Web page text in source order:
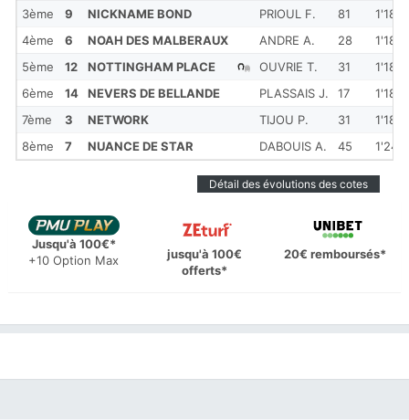
3ème
9 NICKNAME BOND PRIOUL F. 81
4ème
6 NOAH DES MALBERAUX ANDRE A. 28
5ème
12 NOTTINGHAM PLACE OUVRIE T. 31
6ème
14 NEVERS DE BELLANDE PLASSAIS J. 17
7ème
3 NETWORK TIJOU P. 31
8ème
7 NUANCE DE STAR DABOUIS A. 45
Détail des évolutions des cotes
Jusqu'à 100€*
+10 Option Max
jusqu'à 100€
offerts*
20€ remboursés*